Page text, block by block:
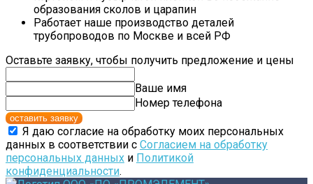
образования сколов и царапин
Работает наше производство деталей
трубопроводов по Москве и всей РФ
Оставьте заявку, чтобы получить предложение и цены
Ваше имя
Номер телефона
оставить заявку
Я даю согласие на обработку моих персональных
данных в соответствии с Согласием на обработку
персональных данных и Политикой
конфиденциальности.